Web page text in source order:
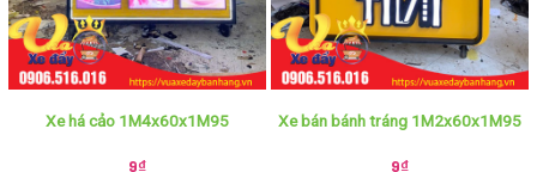
Xe há cảo 1M4x60x1M95
9₫
Xe bán bánh tráng 1M2x60x1M95
9₫